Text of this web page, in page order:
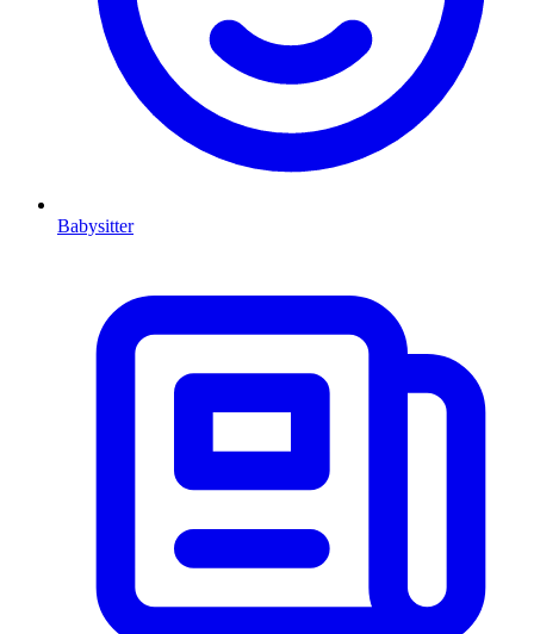
Babysitter